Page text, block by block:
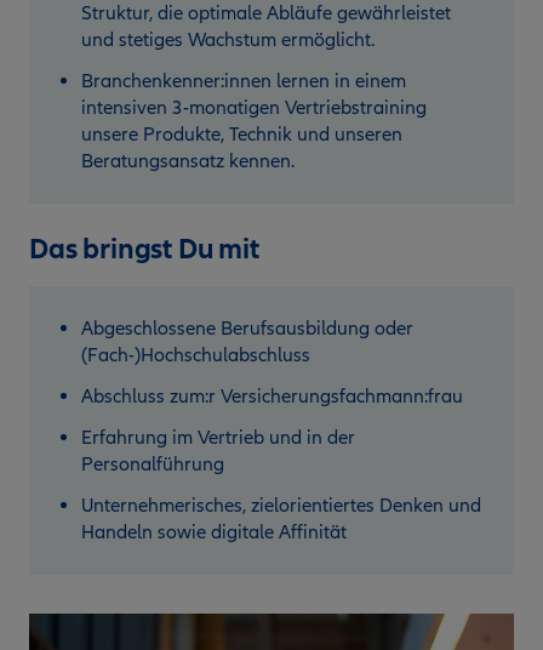
Struktur, die optimale Abläufe gewährleistet
und stetiges Wachstum ermöglicht.
Branchenkenner:innen lernen in einem
intensiven 3-monatigen Vertriebstraining
unsere Produkte, Technik und unseren
Beratungsansatz kennen.
Das bringst Du mit
Abgeschlossene Berufsausbildung oder
(Fach-)Hochschulabschluss
Abschluss zum:r Versicherungsfachmann:frau
Erfahrung im Vertrieb und in der
Personalführung
Unternehmerisches, zielorientiertes Denken und
Handeln sowie digitale Affinität